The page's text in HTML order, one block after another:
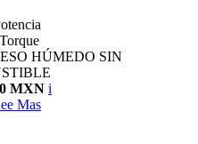
Torque
HÚMEDO SIN
MXN i
Mas